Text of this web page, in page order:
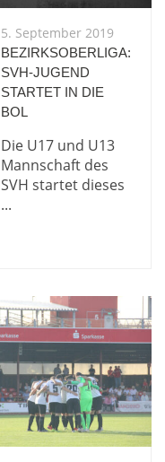
5. September 2019
BEZIRKSOBERLIGA:
SVH-JUGEND
STARTET IN DIE
BOL
Die U17 und U13
Mannschaft des
SVH startet dieses
...